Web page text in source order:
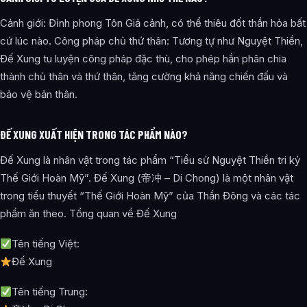
Cảnh giới: Đỉnh phong Tôn Giả cảnh, có thể thiêu đốt thần hỏa bất
cứ lúc nào. Công pháp chủ thứ thân: Tương tự như Nguyệt Thiền,
Đế Xung tu luyện công pháp đặc thù, cho phép hắn phân chia
thành chủ thân và thứ thân, tăng cường khả năng chiến đấu và
bảo vệ bản thân.
ĐẾ XUNG XUẤT HIỆN TRONG TÁC PHẨM NÀO?
Đế Xung là nhân vật trong tác phẩm “Tiểu sử Nguyệt Thiền tri kỷ
Thế Giới Hoàn Mỹ”. Đế Xung (帝冲 – Di Chong) là một nhân vật
trong tiểu thuyết “Thế Giới Hoàn Mỹ” của Thần Đông và các tác
phẩm ăn theo. Tổng quan về Đế Xung
Tên tiếng Việt:
Đế Xung
Tên tiếng Trung: